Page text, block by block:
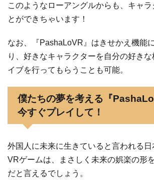
このようなローアングルからも、キャラ
とができちゃいます！
なお、『PashaLoVR』はきせかえ機能
り、好きなキャラクターを自分の好き
イブを行ってもらうことも可能。
僕たちの夢を考える『
今すぐプレイして！
外国人に未来に生きていると言われる日
VRゲームは、まさしく未来の娯楽の形
だと言えるでしょう。